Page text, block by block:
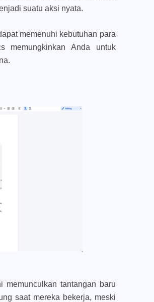
suatu aksi nyata.
memenuhi kebutuhan para
memungkinkan Anda untuk
memunculkan tantangan baru
saat mereka bekerja, meski